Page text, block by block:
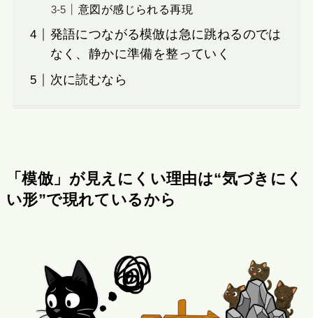
意図が感じられる再現
発語につながる模倣は急に跳ねるのでは
なく、静かに準備を整っていく
次に読むなら
「模倣」が見えにくい理由は“気づきにく
い形”で現れているから